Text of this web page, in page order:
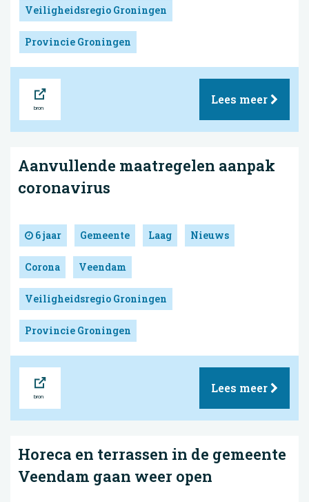
Veiligheidsregio Groningen
Provincie Groningen
Lees meer
Aanvullende maatregelen aanpak
coronavirus
6 jaar Gemeente Laag Nieuws
Corona Veendam
Veiligheidsregio Groningen
Provincie Groningen
Lees meer
Horeca en terrassen in de gemeente
Veendam gaan weer open